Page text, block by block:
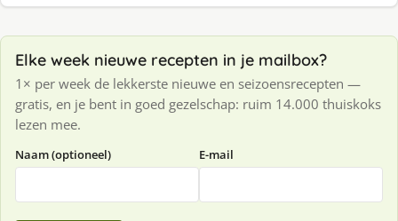
Elke week nieuwe recepten in je mailbox?
1× per week de lekkerste nieuwe en seizoensrecepten —
gratis, en je bent in goed gezelschap: ruim 14.000 thuiskoks
lezen mee.
Naam (optioneel) E-mail